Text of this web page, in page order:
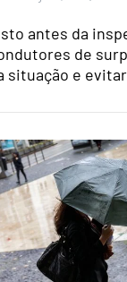
antes da
de
situação e